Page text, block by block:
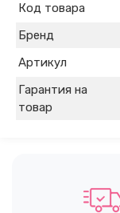
Код товара
Бренд
Артикул
Гарантия на
товар